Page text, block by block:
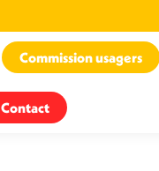
Commission usagers
Contact